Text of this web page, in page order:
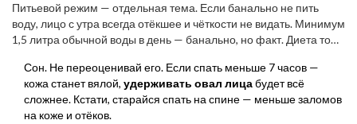
буквально формирует второй подбородок. Держи экран чуть
выше, а шею не заламывай — да, даже лёжа в кровати.
Питьевой режим — отдельная тема. Если банально не пить
воду, лицо с утра всегда отёкшее и чёткости не видать. Минимум
1,5 литра обычной воды в день — банально, но факт. Диета тоже
контуров лица не добавляет.
Сон. Не переоценивай его. Если спать меньше 7 часов —
кожа станет вялой, удерживать овал лицабудет всё
сложнее. Кстати, старайся спать на спине — меньше заломов
на коже и отёков.